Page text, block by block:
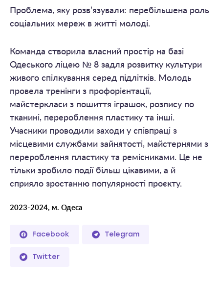
Проблема, яку розв’язували: перебільшена роль
соціальних мереж в житті молоді.
Команда створила власний простір на базі
Одеського ліцею № 8 задля розвитку культури
живого спілкування серед підлітків. Молодь
провела тренінги з профорієнтації,
майстеркласи з пошиття іграшок, розпису по
тканині, перероблення пластику та інші.
Учасники проводили заходи у співпраці з
місцевими службами зайнятості, майстернями з
перероблення пластику та ремісниками. Це не
тільки зробило події більш цікавими, а й
сприяло зростанню популярності проєкту.
2023-2024, м. Одеса
Facebook Telegram
Twitter